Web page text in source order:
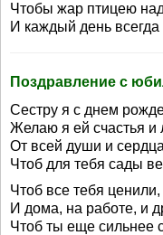
Чтобы жар птицею
И каждый день
Поздравление с
Сестру я с днем
Желаю я ей счастья и
От всей души и
Чтоб для тебя сады
Чтоб все тебя
И дома, на работе, и
Чтоб ты еще сильнее